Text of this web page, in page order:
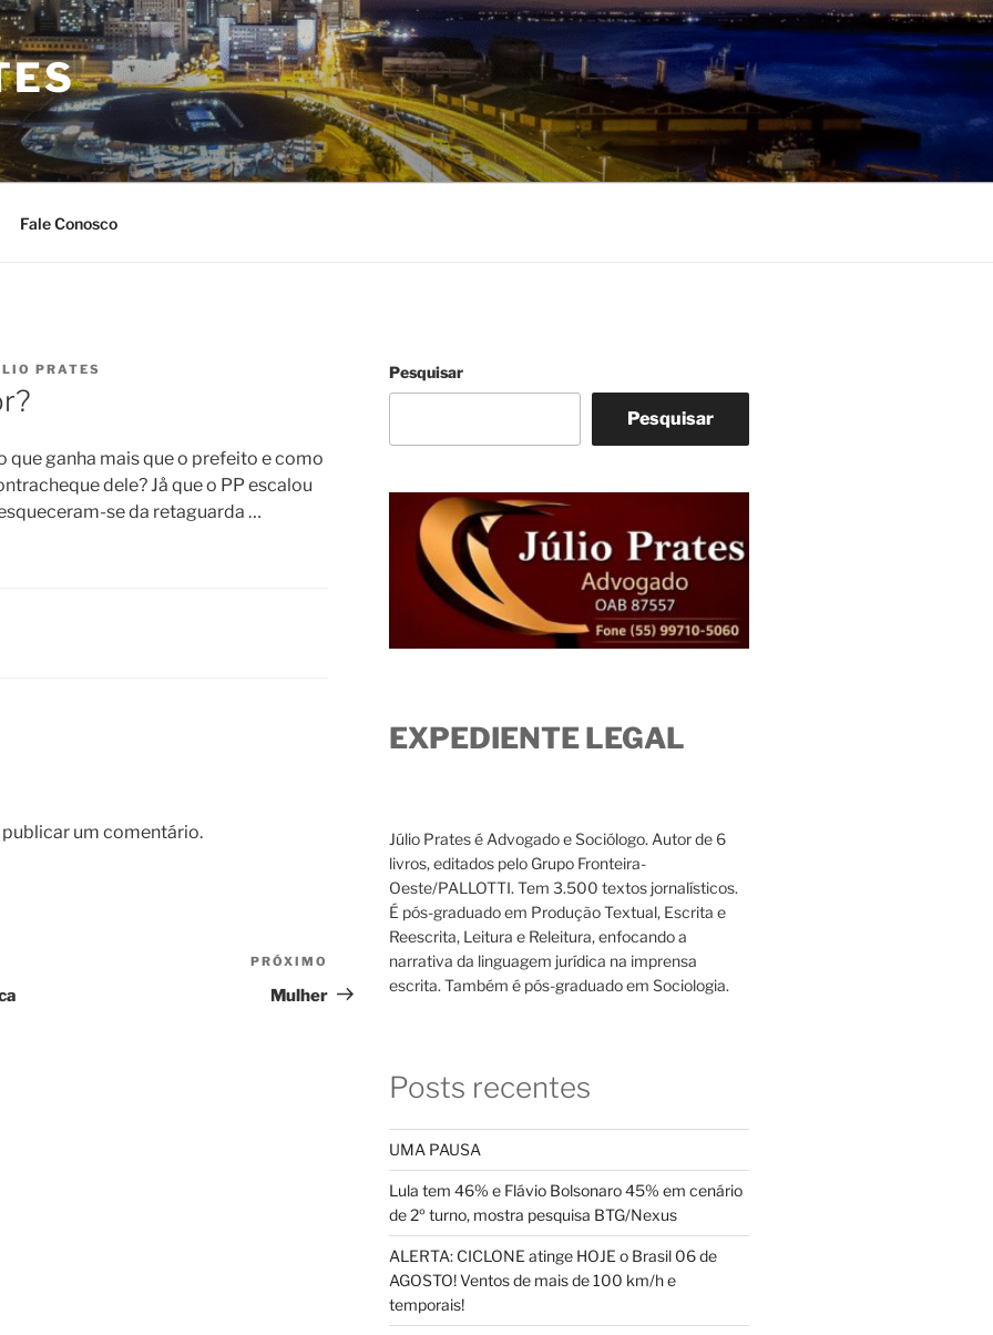
Fale Conosco
PRATES
que ganha mais que o prefeito e como
dele? Jå que o PP escalou
se da retaguarda …
publicar um comentário.
Próximo
post
PRÓXIMO
Mulher
Pesquisar
Pesquisar
EXPEDIENTE LEGAL
Júlio Prates é Advogado e Sociólogo. Autor de 6
livros, editados pelo Grupo Fronteira-
Oeste/PALLOTTI. Tem 3.500 textos jornalísticos.
É pós-graduado em Produção Textual, Escrita e
Reescrita, Leitura e Releitura, enfocando a
narrativa da linguagem jurídica na imprensa
escrita. Também é pós-graduado em Sociologia.
Posts recentes
UMA PAUSA
Lula tem 46% e Flávio Bolsonaro 45% em cenário
de 2º turno, mostra pesquisa BTG/Nexus
ALERTA: CICLONE atinge HOJE o Brasil 06 de
AGOSTO! Ventos de mais de 100 km/h e
temporais!